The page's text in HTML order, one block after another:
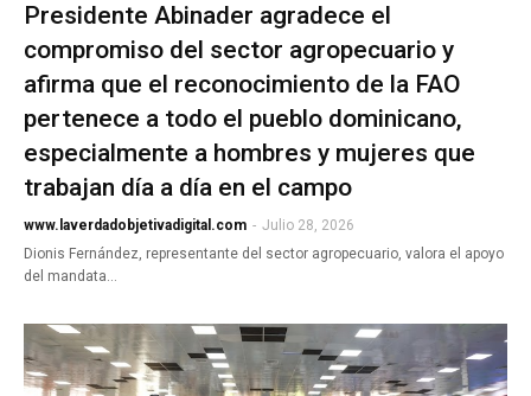
Presidente Abinader agradece el
compromiso del sector agropecuario y
afirma que el reconocimiento de la FAO
pertenece a todo el pueblo dominicano,
especialmente a hombres y mujeres que
trabajan día a día en el campo
www.laverdadobjetivadigital.com - Julio 28, 2026
Dionis Fernández, representante del sector agropecuario, valora el apoyo
del mandata…